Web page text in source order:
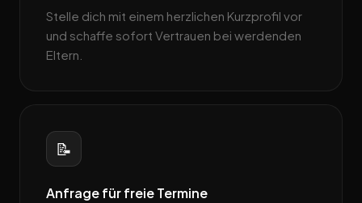
Stelle dich mit einem herzlichen Kurzprofil vor
und schaffe sofort Vertrauen bei werdenden
Eltern.
📝
Anfrage für freie Termine